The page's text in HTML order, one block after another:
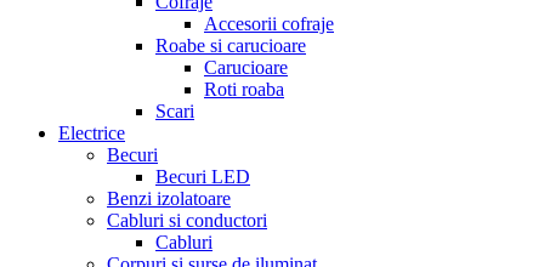
Accesorii cofraje
Roabe si carucioare
Carucioare
Roti roaba
Scari
Electrice
Becuri
Becuri LED
Benzi izolatoare
Cabluri si conductori
Cabluri